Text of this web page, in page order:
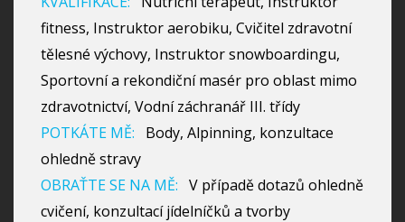
fitness, Instruktor aerobiku, Cvičitel zdravotní
tělesné výchovy, Instruktor snowboardingu,
Sportovní a rekondiční masér pro oblast mimo
zdravotnictví, Vodní záchranář III. třídy
POTKÁTE MĚ:
Body, Alpinning, konzultace
ohledně stravy
OBRAŤTE SE NA MĚ: V případě dotazů ohledně
cvičení, konzultací jídelníčků a tvorby